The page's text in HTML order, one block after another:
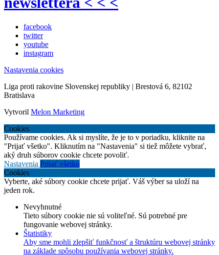
facebook
twitter
youtube
instagram
Nastavenia cookies
Liga proti rakovine Slovenskej republiky | Brestová 6, 82102
Bratislava
Vytvoril Melon Marketing
Cookies
Používame cookies. Ak si myslíte, že je to v poriadku, kliknite na
"Prijať všetko". Kliknutím na "Nastavenia" si tiež môžete vybrať,
aký druh súborov cookie chcete povoliť.
Nastavenia Prijať všetko
Cookies
Vyberte, aké súbory cookie chcete prijať. Váš výber sa uloží na
jeden rok.
Nevyhnutné
Tieto súbory cookie nie sú voliteľné. Sú potrebné pre
fungovanie webovej stránky.
Štatistiky
Aby sme mohli zlepšiť funkčnosť a štruktúru webovej stránky
na základe spôsobu používania webovej stránky.